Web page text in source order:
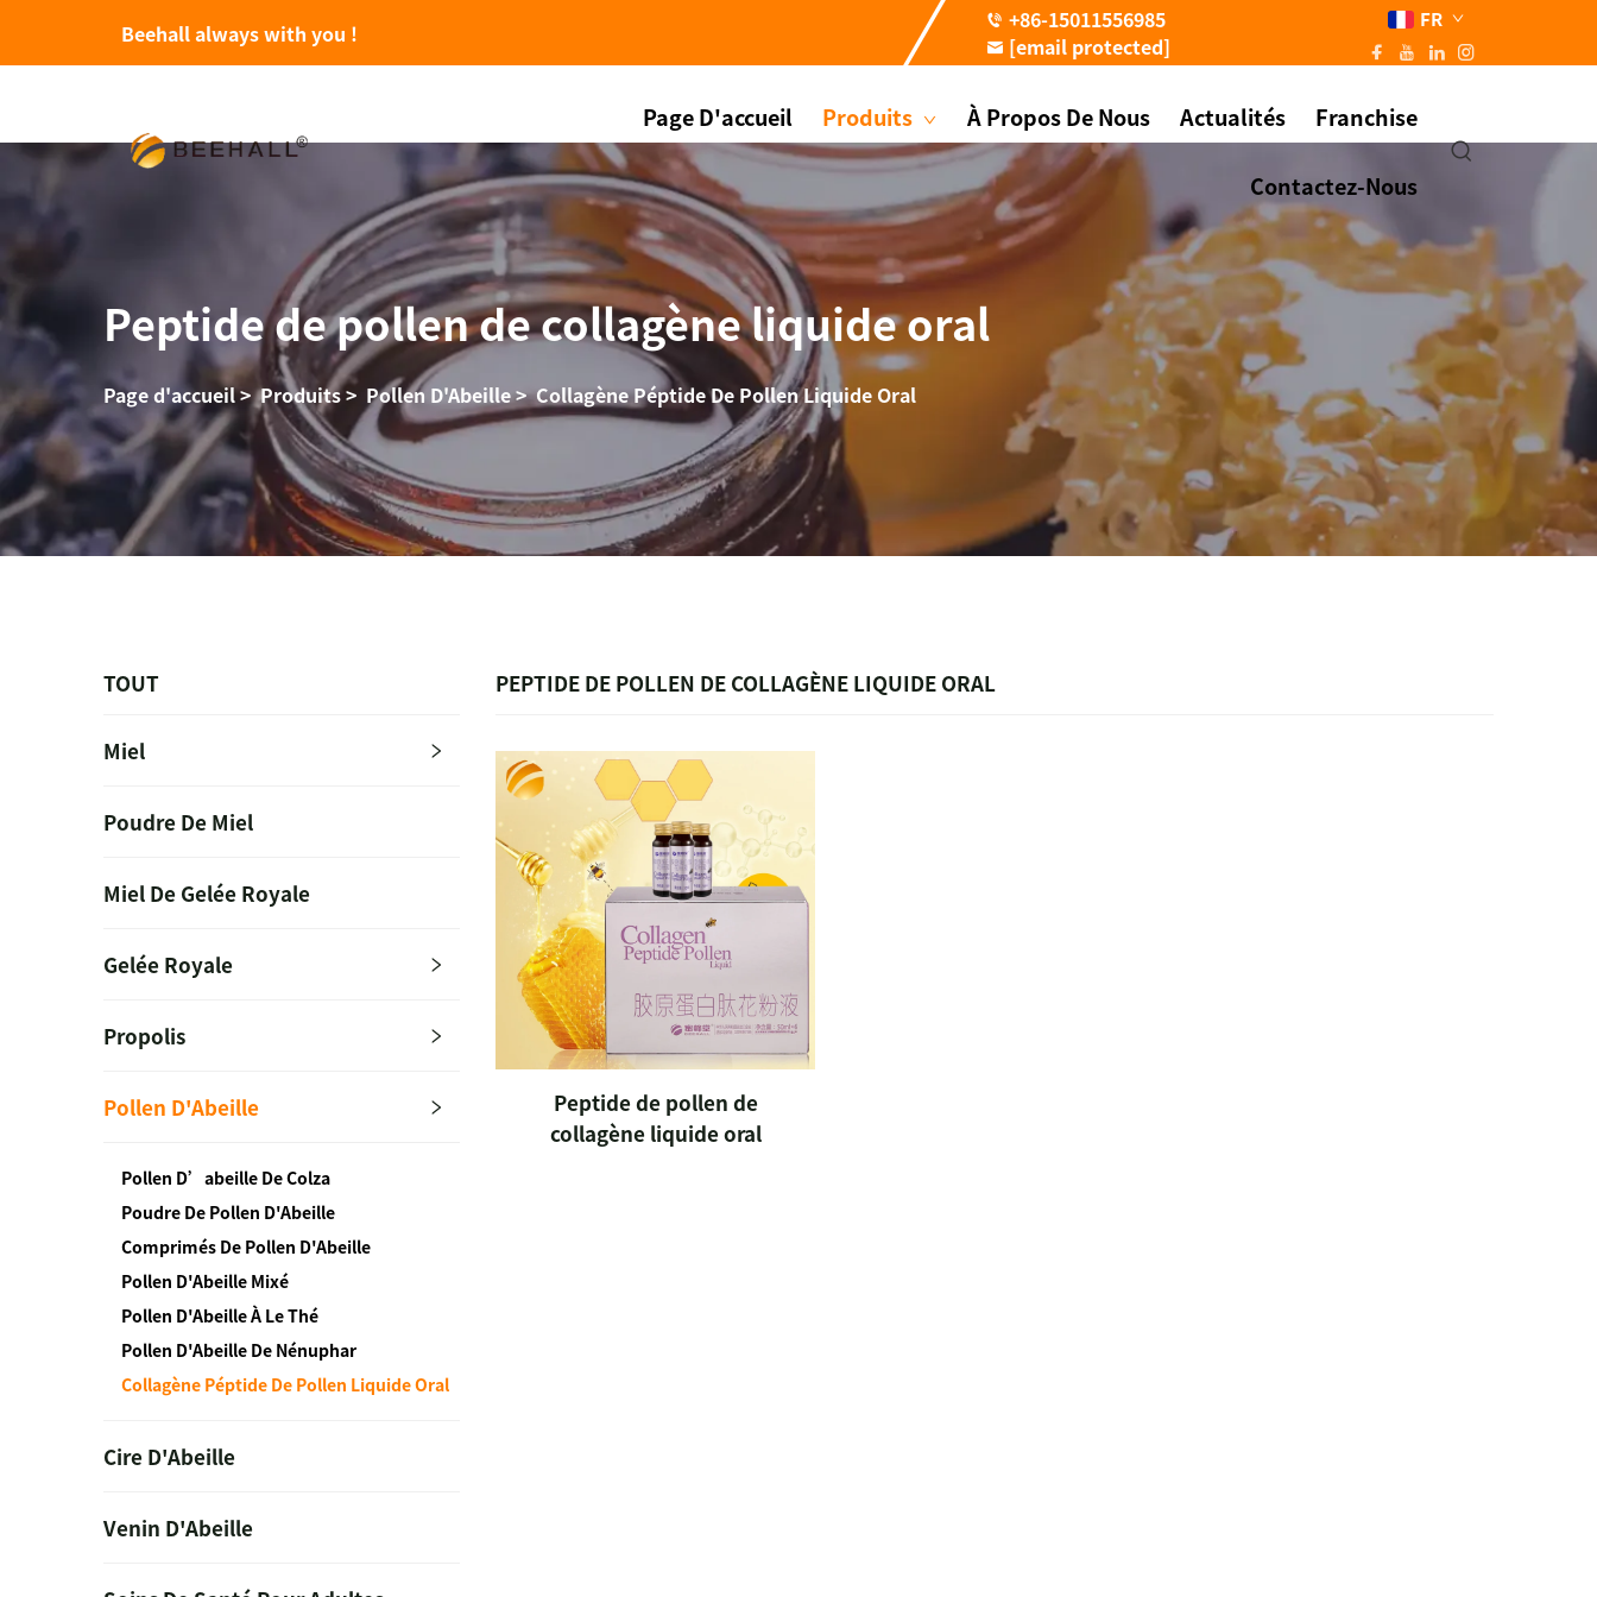
Beehall always with you !
+86-15011556985
[email protected]
FR
Page D'accueil Produits À Propos De Nous Actualités Franchise
Contactez-Nous
Peptide de pollen de collagène liquide oral
Page d'accueil>Produits> Pollen D'Abeille>Collagène Péptide De Pollen Liquide Oral
TOUT
Miel
Poudre De Miel
Miel De Gelée Royale
Gelée Royale
Propolis
Pollen D'Abeille
Pollen D’abeille De Colza
Poudre De Pollen D'Abeille
Comprimés De Pollen D'Abeille
Pollen D'Abeille Mixé
Pollen D'Abeille À Le Thé
Pollen D'Abeille De Nénuphar
Collagène Péptide De Pollen Liquide Oral
Cire D'Abeille
Venin D'Abeille
PEPTIDE DE POLLEN DE COLLAGÈNE LIQUIDE ORAL
Peptide de pollen de
collagène liquide oral